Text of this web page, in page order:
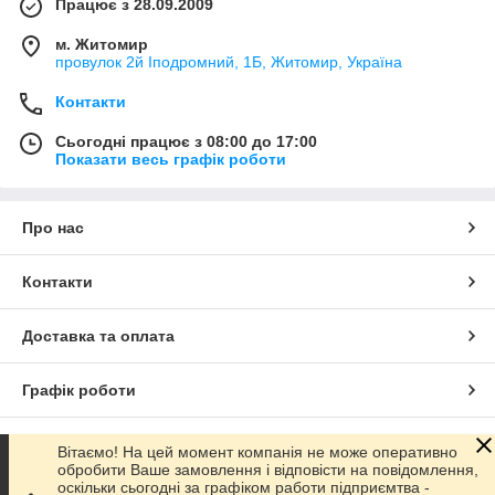
Працює з 28.09.2009
м. Житомир
провулок 2й Іподромний, 1Б, Житомир, Україна
Контакти
Сьогодні працює з 08:00 до 17:00
Показати весь графік роботи
Про нас
Контакти
Доставка та оплата
Графік роботи
Повна версія сайту
Вітаємо! На цей момент компанія не може оперативно
обробити Ваше замовлення і відповісти на повідомлення,
оскільки сьогодні за графіком работи підприємтва -